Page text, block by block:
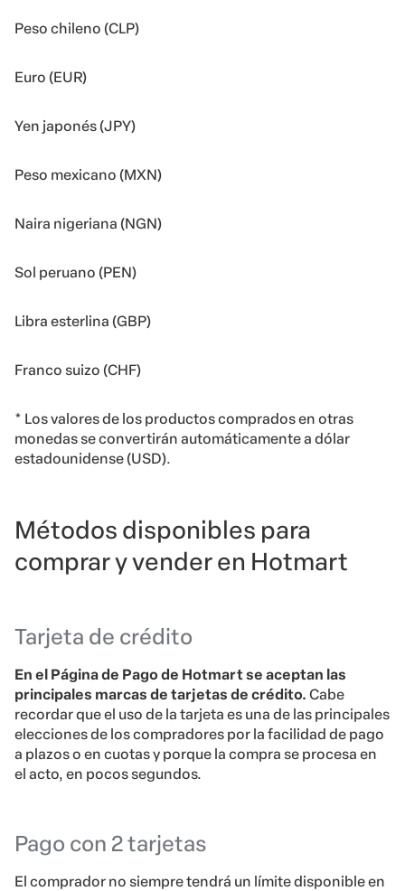
Peso chileno (CLP)
Euro (EUR)
Yen japonés (JPY)
Peso mexicano (MXN)
Naira nigeriana (NGN)
Sol peruano (PEN)
Libra esterlina (GBP)
Franco suizo (CHF)
* Los valores de los productos comprados en otras
monedas se convertirán automáticamente a dólar
estadounidense (USD).
Métodos disponibles para
comprar y vender en Hotmart
Tarjeta de crédito
En el Página de Pago de Hotmart se aceptan las
principales marcas de tarjetas de crédito. Cabe
recordar que el uso de la tarjeta es una de las principales
elecciones de los compradores por la facilidad de pago
a plazos o en cuotas y porque la compra se procesa en
el acto, en pocos segundos.
Pago con 2 tarjetas
El comprador no siempre tendrá un límite disponible en